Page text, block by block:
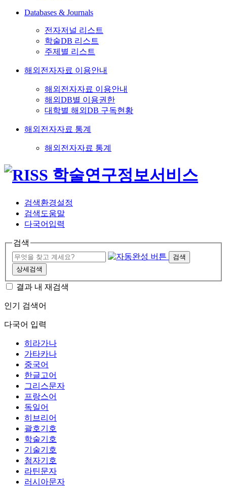
Databases & Journals
전자저널 리스트
학술DB 리스트
주제별 리스트
해외전자자료 이용안내
해외전자자료 이용안내
해외DB별 이용권한
대학별 해외DB 구독현황
해외전자자료 통계
해외전자자료 통계
검색환경설정
검색도움말
다국어입력
검색
검색
상세검색
결과 내 재검색
인기 검색어
다국어 입력
히라가나
가타카나
중국어
한글고어
그리스문자
프랑스어
독일어
히브리어
괄호기호
학술기호
기술기호
첨자기호
라틴문자
러시아문자